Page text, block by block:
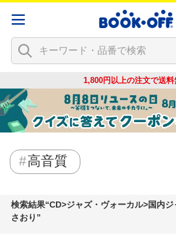
1,800円以上の注文で送料
高音質
検索結果 CD>ジャズ・ヴォーカル>国内
さおり